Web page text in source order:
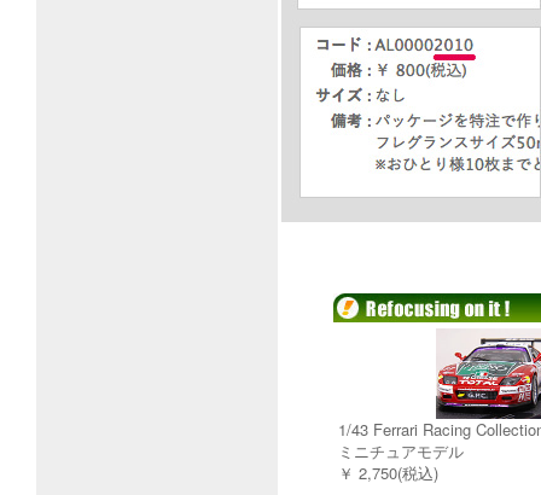
1/43 Ferrari Racing
ミニチュアモデル
￥ 2,750(税込)